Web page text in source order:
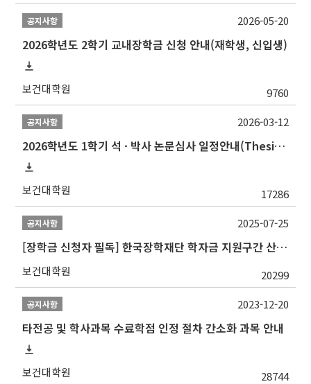
공지사항
2026학년도 2학기 교내장학금 신청 안내(재학생, 신입생)
보건대학원 9760
2026-05-20
공지사항
2026학년도 1학기 석 · 박사 논문심사 일정안내(Thesis Defense Schedules)
보건대학원 17286
2026-03-12
공지사항
[장학금 신청자 필독] 한국장학재단 학자금 지원구간 산정 권고
보건대학원 20299
2025-07-25
공지사항
타전공 및 학사과목 수료학점 인정 절차 간소화 과목 안내
보건대학원 28744
2023-12-20